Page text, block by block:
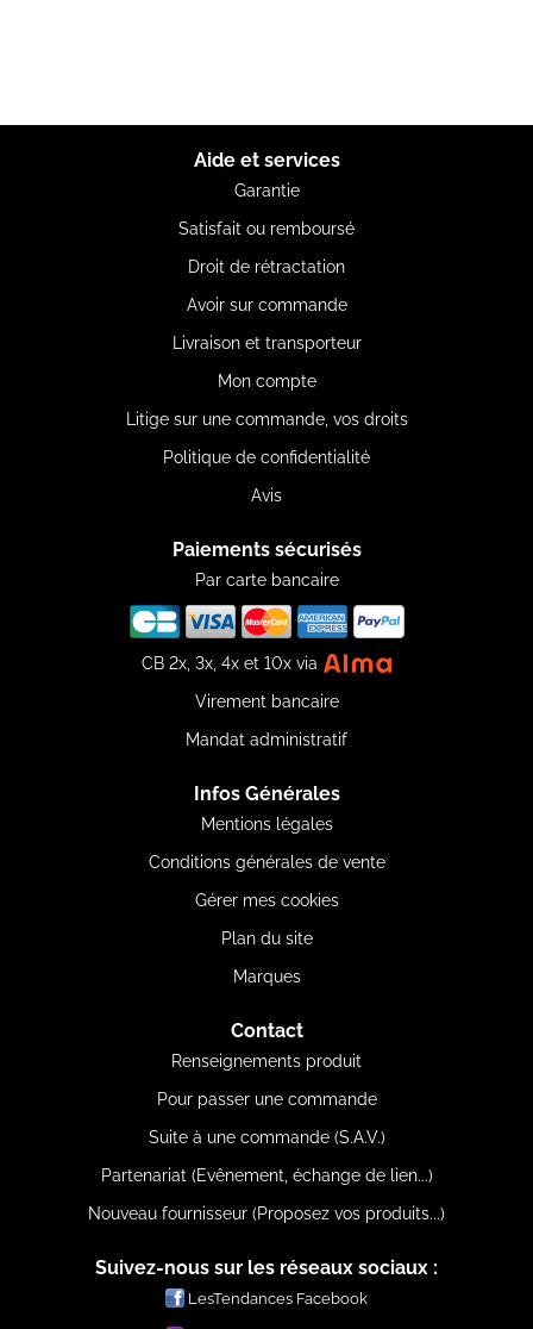
Aide et services
Garantie
Satisfait ou remboursé
Droit de rétractation
Avoir sur commande
Livraison et transporteur
Mon compte
Litige sur une commande, vos droits
Politique de confidentialité
Avis
Paiements sécurisés
Par carte bancaire
CB 2x, 3x, 4x et 10x via
Virement bancaire
Mandat administratif
Infos Générales
Mentions légales
Conditions générales de vente
Gérer mes cookies
Plan du site
Marques
Contact
Renseignements produit
Pour passer une commande
Suite à une commande (S.A.V.)
Partenariat (Evênement, échange de lien...)
Nouveau fournisseur (Proposez vos produits...)
Suivez-nous sur les réseaux sociaux :
LesTendances Facebook